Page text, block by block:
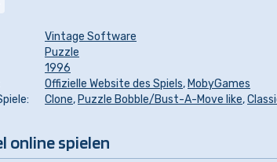
Vintage Software
Puzzle
1996
Offizielle Website des Spiels, MobyGames
Clone, Puzzle Bobble/Bust-A-Move like,
online spielen